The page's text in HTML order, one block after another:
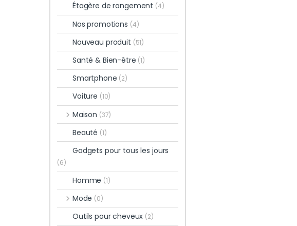
Étagère de rangement (4)
Nos promotions (4)
Nouveau produit (51)
Santé & Bien-être (1)
Smartphone (2)
Voiture (10)
Maison (37)
Beauté (1)
Gadgets pour tous les jours
(6)
Homme (1)
Mode (0)
Outils pour cheveux (2)